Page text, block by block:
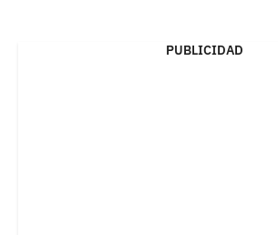
PUBLICIDAD